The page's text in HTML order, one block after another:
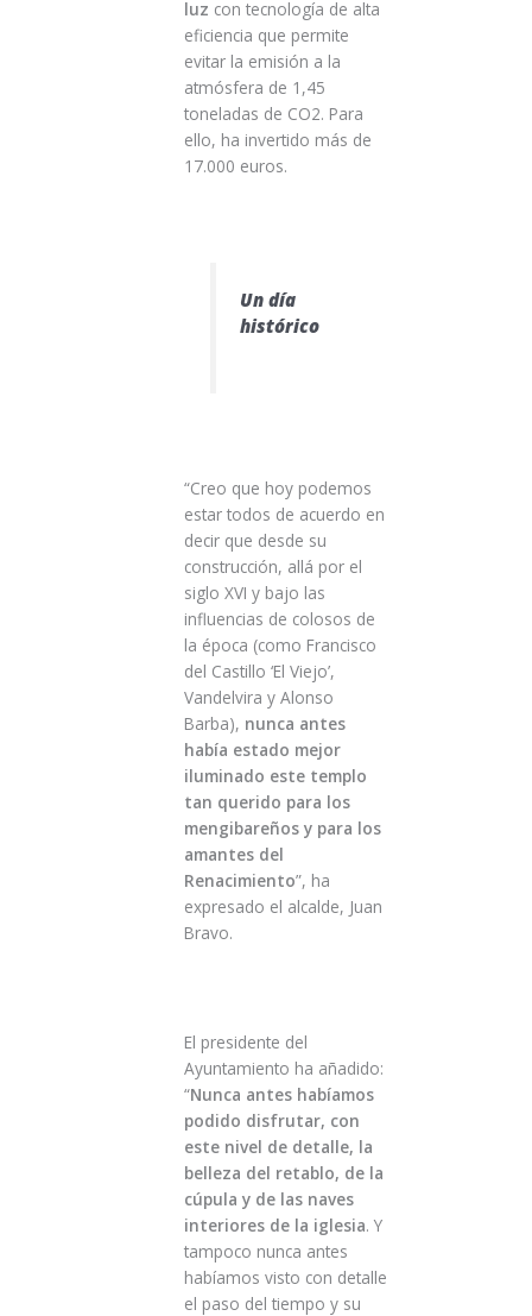
luz con tecnología de alta
eficiencia que permite
evitar la emisión a la
atmósfera de 1,45
toneladas de CO2. Para
ello, ha invertido más de
17.000 euros.
Un día
histórico
“Creo que hoy podemos
estar todos de acuerdo en
decir que desde su
construcción, allá por el
siglo XVI y bajo las
influencias de colosos de
la época (como Francisco
del Castillo ‘El Viejo’,
Vandelvira y Alonso
Barba), nunca antes
había estado mejor
iluminado este templo
tan querido para los
mengibareños y para los
amantes del
Renacimiento”, ha
expresado el alcalde, Juan
Bravo.
El presidente del
Ayuntamiento ha añadido:
“Nunca antes habíamos
podido disfrutar, con
este nivel de detalle, la
belleza del retablo, de la
cúpula y de las naves
interiores de la iglesia. Y
tampoco nunca antes
habíamos visto con detalle
el paso del tiempo y su